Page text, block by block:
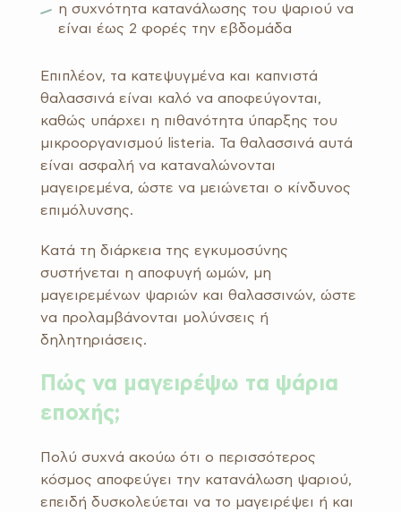
η συχνότητα κατανάλωσης του ψαριού να
είναι έως 2 φορές την εβδομάδα
Επιπλέον, τα κατεψυγμένα και καπνιστά
θαλασσινά είναι καλό να αποφεύγονται,
καθώς υπάρχει η πιθανότητα ύπαρξης του
μικροοργανισμού listeria. Τα θαλασσινά αυτά
είναι ασφαλή να καταναλώνονται
μαγειρεμένα, ώστε να μειώνεται ο κίνδυνος
επιμόλυνσης.
Κατά τη διάρκεια της εγκυμοσύνης
συστήνεται η αποφυγή ωμών, μη
μαγειρεμένων ψαριών και θαλασσινών, ώστε
να προλαμβάνονται μολύνσεις ή
δηλητηριάσεις.
Πώς να μαγειρέψω τα ψάρια
εποχής;
Πολύ συχνά ακούω ότι ο περισσότερος
κόσμος αποφεύγει την κατανάλωση ψαριού,
επειδή δυσκολεύεται να το μαγειρέψει ή και